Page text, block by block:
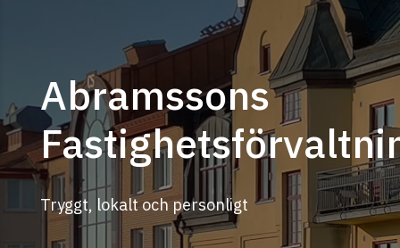
Abramssons
Tryggt, lokalt och personligt